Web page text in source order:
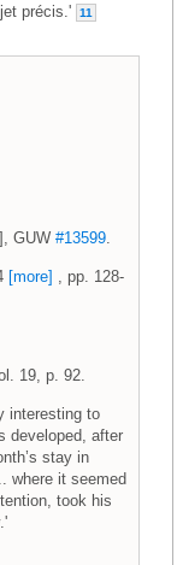
précis.'
11
GUW #13599
[more] , pp. 128-
19, p. 92.
interesting to
developed, after
stay in
where it seemed
took his